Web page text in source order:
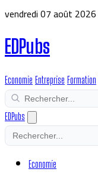
vendredi 07 août 2026
EDPubs
Economie Entreprise Formation
EDPubs
Economie